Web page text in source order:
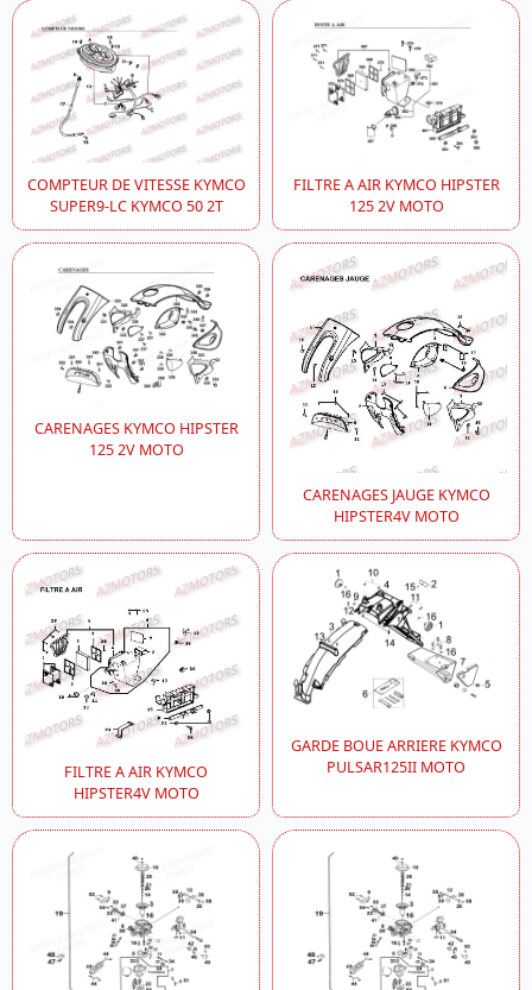
COMPTEUR DE VITESSE KYMCO
SUPER9-LC KYMCO 50 2T
FILTRE A AIR KYMCO HIPSTER
125 2V MOTO
CARENAGES KYMCO HIPSTER
125 2V MOTO
CARENAGES JAUGE KYMCO
HIPSTER4V MOTO
FILTRE A AIR KYMCO
HIPSTER4V MOTO
GARDE BOUE ARRIERE KYMCO
PULSAR125II MOTO